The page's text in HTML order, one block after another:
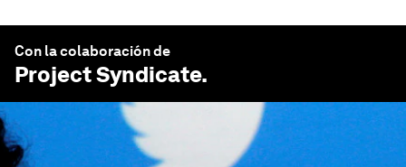
Con la colaboración de
Project Syndicate.